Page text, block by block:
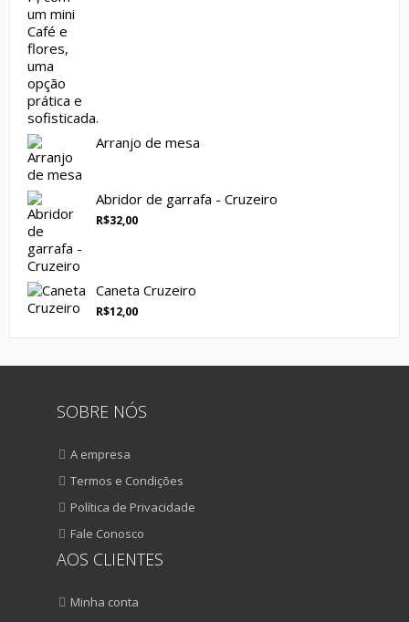
Arranjo de mesa
Abridor de garrafa - Cruzeiro
R$32,00
Caneta Cruzeiro
R$12,00
SOBRE NÓS
A empresa
Termos e Condições
Política de Privacidade
Fale Conosco
AOS CLIENTES
Minha conta